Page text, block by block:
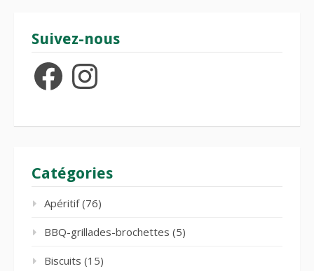
Suivez-nous
FacebookInstagram
Catégories
Apéritif(76)
BBQ-grillades-brochettes (5)
Biscuits (15)